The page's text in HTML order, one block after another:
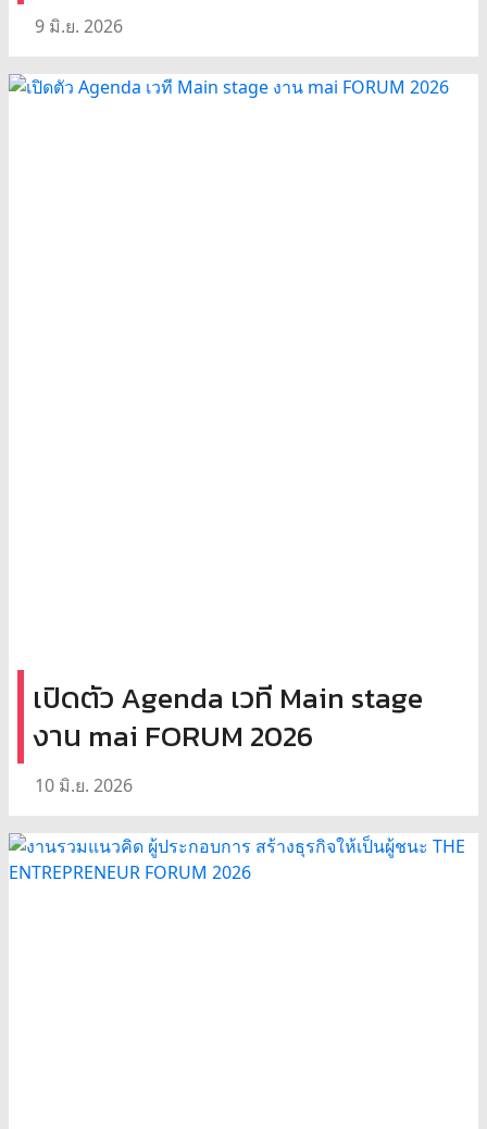
9 มิ.ย. 2026
เปิดตัว Agenda เวที Main stage
งาน mai FORUM 2026
10 มิ.ย. 2026